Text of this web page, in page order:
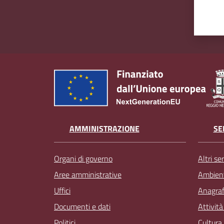
AMMINISTRAZIONE
Organi di governo
Aree amministrative
Uffici
Documenti e dati
Altri
Attività